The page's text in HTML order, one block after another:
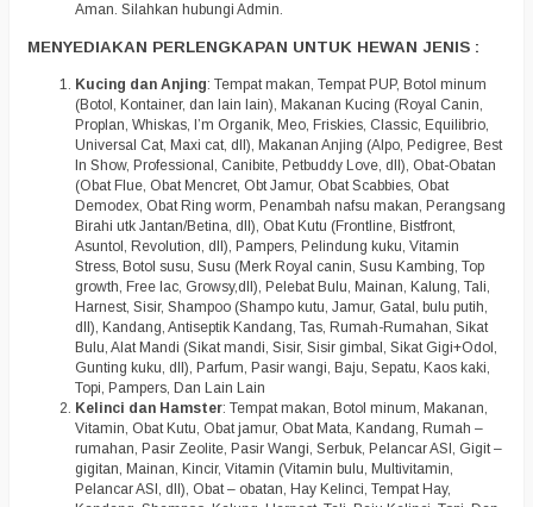
Aman. Silahkan hubungi Admin.
MENYEDIAKAN PERLENGKAPAN UNTUK HEWAN JENIS :
Kucing dan Anjing: Tempat makan, Tempat PUP, Botol minum
(Botol, Kontainer, dan lain lain), Makanan Kucing (Royal Canin,
Proplan, Whiskas, I’m Organik, Meo, Friskies, Classic, Equilibrio,
Universal Cat, Maxi cat, dll), Makanan Anjing (Alpo, Pedigree, Best
In Show, Professional, Canibite, Petbuddy Love, dll), Obat-Obatan
(Obat Flue, Obat Mencret, Obt Jamur, Obat Scabbies, Obat
Demodex, Obat Ring worm, Penambah nafsu makan, Perangsang
Birahi utk Jantan/Betina, dll), Obat Kutu (Frontline, Bistfront,
Asuntol, Revolution, dll), Pampers, Pelindung kuku, Vitamin
Stress, Botol susu, Susu (Merk Royal canin, Susu Kambing, Top
growth, Free lac, Growsy,dll), Pelebat Bulu, Mainan, Kalung, Tali,
Harnest, Sisir, Shampoo (Shampo kutu, Jamur, Gatal, bulu putih,
dll), Kandang, Antiseptik Kandang, Tas, Rumah-Rumahan, Sikat
Bulu, Alat Mandi (Sikat mandi, Sisir, Sisir gimbal, Sikat Gigi+Odol,
Gunting kuku, dll), Parfum, Pasir wangi, Baju, Sepatu, Kaos kaki,
Topi, Pampers, Dan Lain Lain
Kelinci dan Hamster: Tempat makan, Botol minum, Makanan,
Vitamin, Obat Kutu, Obat jamur, Obat Mata, Kandang, Rumah –
rumahan, Pasir Zeolite, Pasir Wangi, Serbuk, Pelancar ASI, Gigit –
gigitan, Mainan, Kincir, Vitamin (Vitamin bulu, Multivitamin,
Pelancar ASI, dll), Obat – obatan, Hay Kelinci, Tempat Hay,